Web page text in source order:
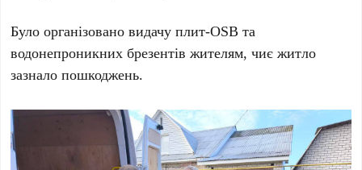
Було організовано видачу плит-OSB та
водонепроникних брезентів жителям, чиє житло
зазнало пошкоджень.